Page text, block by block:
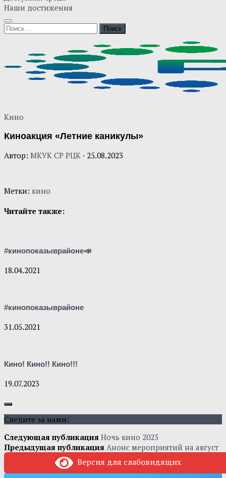
Наши достижения
Найти:
Кино
Киноакция «Летние каникулы»
Автор: МКУК СР РЦК · 25.08.2023
Метки: кино
Читайте также:
#кинопоказыврайоне📣
18.04.2021
#кинопоказыврайоне
31.05.2021
Кино! Кино!! Кино!!!
19.07.2023
Следите за нами:
Следующая публикация Ночь кино 2023
Предыдущая публикация Анонс мероприятий на август
Версия для слабовидящих